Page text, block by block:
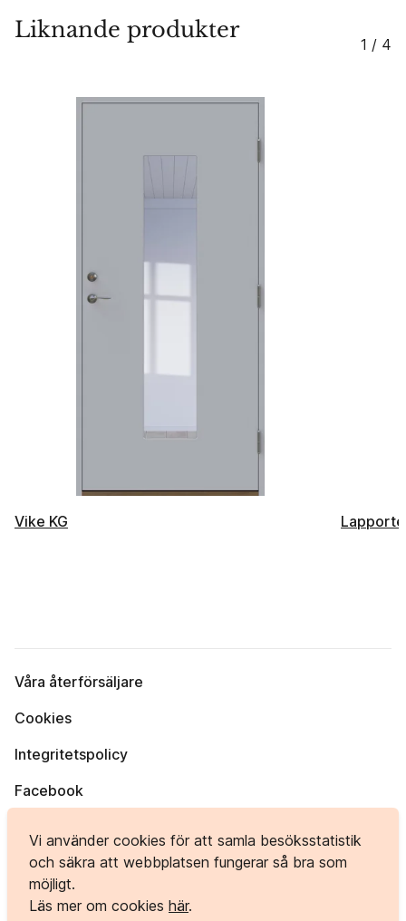
Vi använder cookies för att samla besöksstatistik
och säkra att webbplatsen fungerar så bra som
möjligt.
Läs mer om cookies här.
Liknande produkter
1 / 4
Vike KG
Våra återförsäljare
Cookies
Integritetspolicy
Facebook
Bergvägen 1, 984 33 KORPILOMBOLO